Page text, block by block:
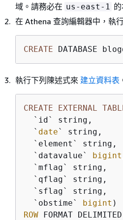
域。請務必在 us-east-1
在 Athena 查詢編輯器中，執
CREATE DATABASE
執行下列陳述式來 建立資料表
CREATE EXTERNAL
  `id` string,
  `
date` string,
  `element` string,
  `datavalue`
bigint
  `mflag` string,
  `qflag` string,
  `sflag` string,
  `obstime`
bigint
ROW FORMAT DELIMITED